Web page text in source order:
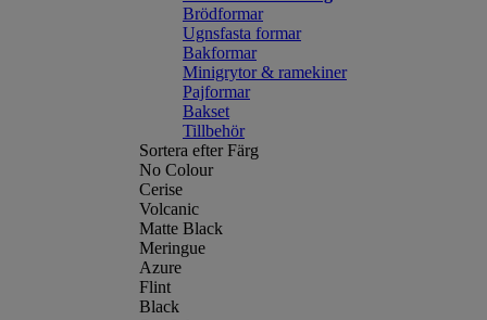
Brödformar
Ugnsfasta formar
Bakformar
Minigrytor & ramekiner
Pajformar
Bakset
Tillbehör
Sortera efter Färg
No Colour
Cerise
Volcanic
Matte Black
Meringue
Azure
Flint
Black